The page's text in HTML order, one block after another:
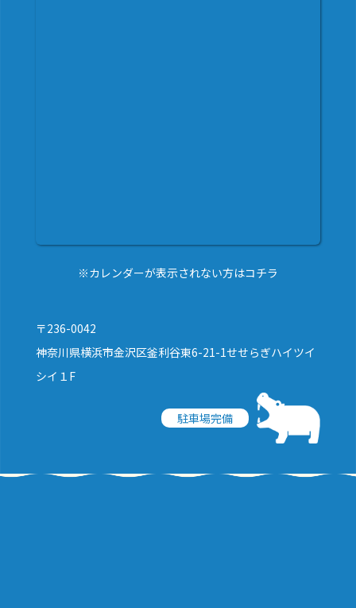
※カレンダーが表示されない方はコチラ
〒236-0042
神奈川県横浜市金沢区釜利谷東6-21-1せせらぎハイツイ
シイ１F
駐車場完備